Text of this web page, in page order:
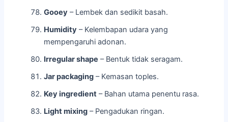
Gooey – Lembek dan sedikit basah.
Humidity – Kelembapan udara yang
mempengaruhi adonan.
Irregular shape – Bentuk tidak seragam.
Jar packaging – Kemasan toples.
Key ingredient – Bahan utama penentu rasa.
Light mixing – Pengadukan ringan.